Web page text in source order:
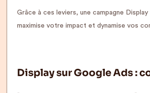
Grâce à ces leviers, une campagne
maximise votre impact et dynamise vos
Display sur Google Ads :